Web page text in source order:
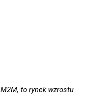
M2M, to rynek wzrostu